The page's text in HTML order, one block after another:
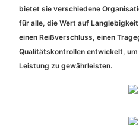
bietet sie verschiedene
für alle, die Wert auf
einen Reißverschluss, einen
Qualitätskontrollen entwickelt,
Leistung zu gewährleisten.